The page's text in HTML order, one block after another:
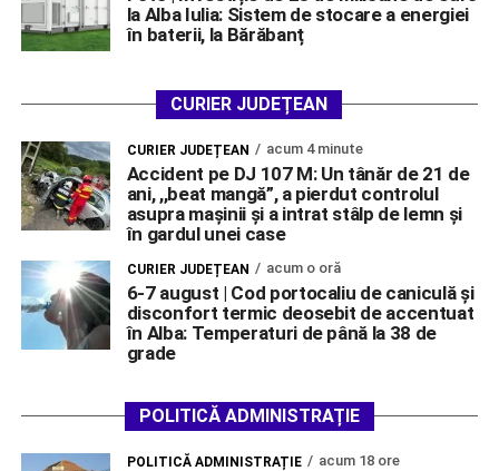
la Alba Iulia: Sistem de stocare a energiei
în baterii, la Bărăbanț
CURIER JUDEȚEAN
CURIER JUDEȚEAN acum 4 minute
Accident pe DJ 107 M: Un tânăr de 21 de
ani, ,,beat mangă”, a pierdut controlul
asupra mașinii și a intrat stâlp de lemn și
în gardul unei case
CURIER JUDEȚEAN acum o oră
6-7 august | Cod portocaliu de caniculă și
disconfort termic deosebit de accentuat
în Alba: Temperaturi de până la 38 de
grade
POLITICĂ ADMINISTRAȚIE
POLITICĂ ADMINISTRAȚIE acum 18 ore